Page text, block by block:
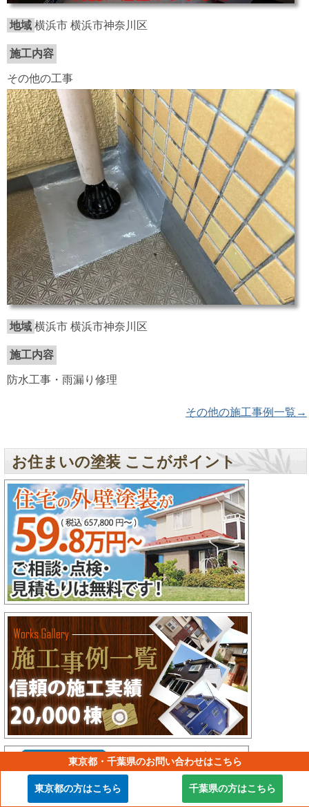
地域 横浜市 横浜市神奈川区
施工内容
その他の工事
地域 横浜市 横浜市神奈川区
施工内容
防水工事・雨漏り修理
その他の施工事例一覧→
お住まいの塗装 ここがポイント
東京都・千葉県のお問い合わせはこちら
東京都の方はこちら 千葉県の方はこちら